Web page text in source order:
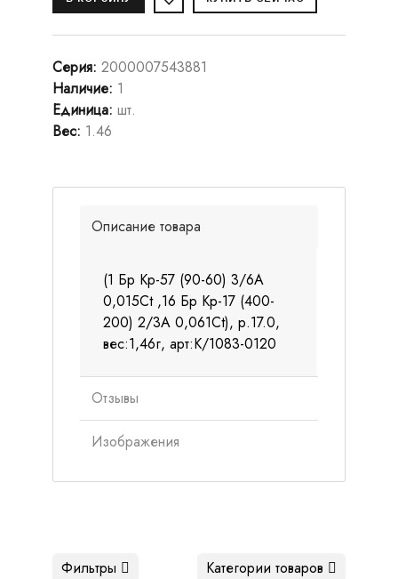
Серия: 2000007543881
Наличие: 1
Единица: шт.
Вес: 1.46
Описание товара
(1 Бр Кр-57 (90-60) 3/6А
0,015Ct ,16 Бр Кр-17 (400-
200) 2/3А 0,061Ct), р.17.0,
вес:1,46г, арт:К/1083-0120
Отзывы
Изображения
Категории товаров
Фильтры